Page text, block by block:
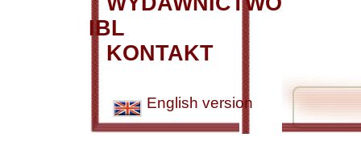
IBL
KONTAKT
English version